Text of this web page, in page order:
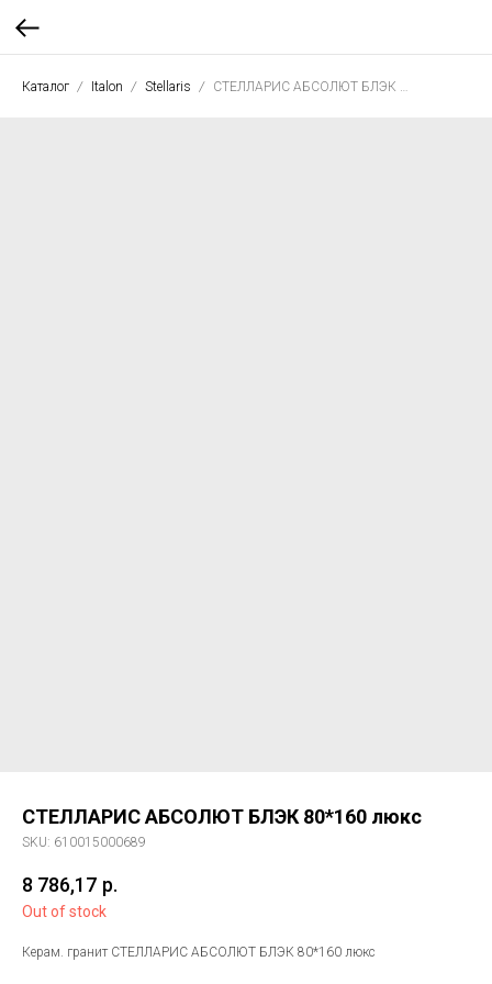
Каталог Italon Stellaris
СТЕЛЛАРИС АБСОЛЮТ БЛЭК 80*160 люкс
SKU: 610015000689
8 786,17 р.
Out of stock
Керам. гранит СТЕЛЛАРИС АБСОЛЮТ БЛЭК 80*160 люкс